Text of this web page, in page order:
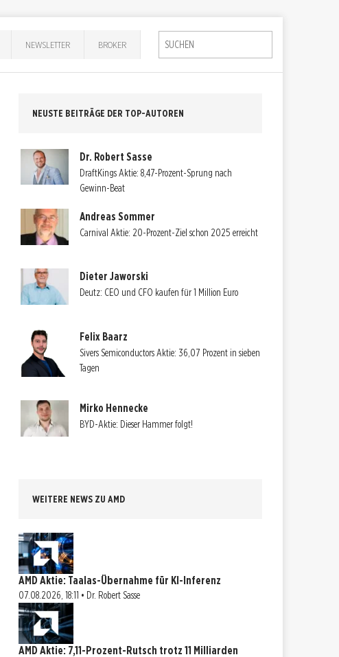
NEWSLETTER BROKER
NEUSTE BEITRÄGE DER TOP-AUTOREN
Dr. Robert Sasse
DraftKings Aktie: 8,47-Prozent-Sprung nach
Gewinn-Beat
Andreas Sommer
Carnival Aktie: 20-Prozent-Ziel schon 2025 erreicht
Dieter Jaworski
Deutz: CEO und CFO kaufen für 1 Million Euro
Felix Baarz
Sivers Semiconductors Aktie: 36,07 Prozent in sieben
Tagen
Mirko Hennecke
BYD-Aktie: Dieser Hammer folgt!
WEITERE NEWS ZU AMD
AMD Aktie: Taalas-Übernahme für KI-Inferenz
07.08.2026, 18:11 • Dr. Robert Sasse
AMD Aktie: 7,11-Prozent-Rutsch trotz 11 Milliarden